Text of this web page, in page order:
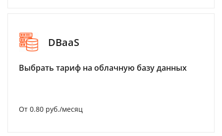
DBaaS
Выбрать тариф на облачную базу данных
От 0.80 руб./месяц